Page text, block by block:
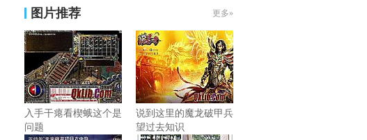
图片推荐 更多»
入手干瘪看楔蛾这个是
问题
说到这里的魔龙破甲兵
望过去知识